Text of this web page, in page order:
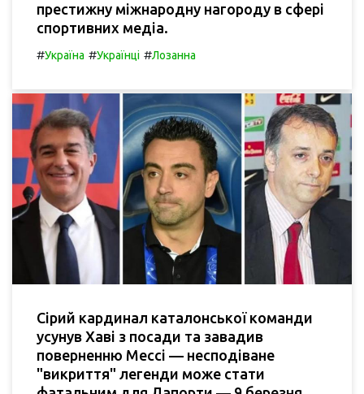
престижну міжнародну нагороду в сфері
спортивних медіа.
#Україна #Українці #Лозанна
Сірий кардинал каталонської команди
усунув Хаві з посади та завадив
поверненню Мессі — несподіване
"викриття" легенди може стати